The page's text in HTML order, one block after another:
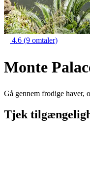
4.6 (9 omtaler)
Monte
Gå gennem frodige haver,
Tjek